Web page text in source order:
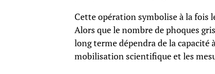
Cette opération symbolise à la fois
Alors que le nombre de phoques
long terme dépendra de la capacité
mobilisation scientifique et les